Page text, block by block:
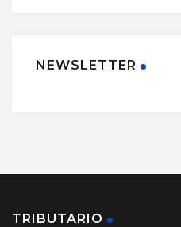
NEWSLETTER
TRIBUTARIO